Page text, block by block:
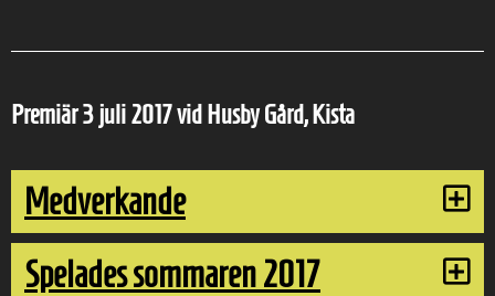
Premiär 3juli 2017 vid Husby Gård, Kista
Medverkande
Spelades sommaren 2017